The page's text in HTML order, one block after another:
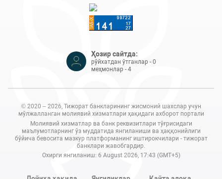
Ҳозир сайтда:
рўйхатдан ўтганлар - 0
меҳмонлар - 4
© 2020 – 2026, Тижорат банкларининг жисмоний шахслар учун
мўлжалланган молиявий хизматлари ҳақидаги ахборот портали
Молиявий хизматлар ва банк реквизитлари тўғрисидаги
маълумотларнинг ўз муддатида янгиланиши ва ҳаққонийлиги
бўйича бевосита мазкур платформанинг иштирокчилари - тижорат
банклари жавобгардир.
Охирги янгиланиш: 6 August 2026, 17:43 (GMT+5)